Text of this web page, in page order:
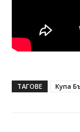
ТАГОВЕ Купа